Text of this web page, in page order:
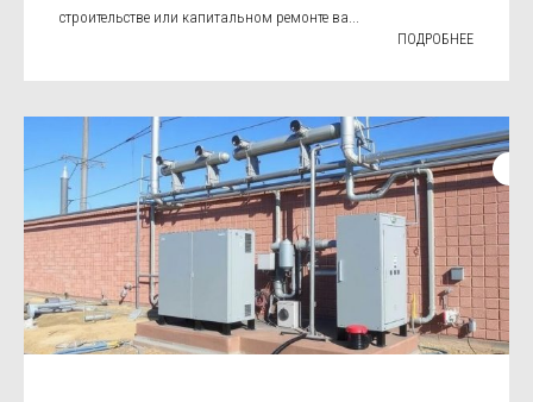
строительстве или капитальном ремонте ва...
ПОДРОБНЕЕ